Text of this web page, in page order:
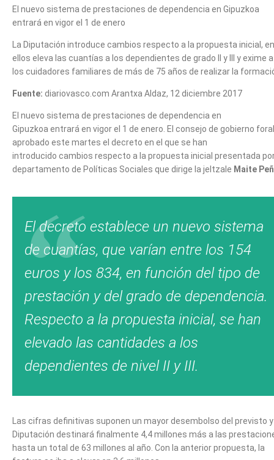
El nuevo sistema de prestaciones de dependencia en Gipuzkoa
entrará en vigor el 1 de enero
La Diputación introduce cambios respecto a la propuesta inicial,
ellos eleva las cuantías a los dependientes de grado II y III y exime a
los cuidadores familiares de más de 75 años de realizar la
Fuente: diariovasco.com Arantxa Aldaz, 12 diciembre 2017
El nuevo sistema de prestaciones de dependencia en
Gipuzkoa entrará en vigor el 1 de enero. El consejo de gobierno
aprobado este martes el decreto en el que se han
introducido cambios respecto a la propuesta inicial presentada
departamento de Políticas Sociales que dirige la jeltzale Maite
El decreto establece un nuevo sistema
de cuantías, que varían entre los 154
euros y los 834, en función del tipo de
prestación y del grado de dependencia.
Respecto a la propuesta inicial, se han
elevado las cantidades a los
dependientes de nivel II y III.
Las cifras definitivas suponen un mayor desembolso del previsto
Diputación destinará finalmente 4,4 millones más a las
hasta un total de 63 millones al año. Con la anterior propuesta, la